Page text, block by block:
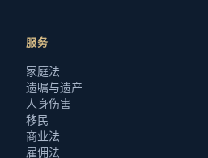
服务
家庭法
遗嘱与遗产
人身伤害
移民
商业法
雇佣法